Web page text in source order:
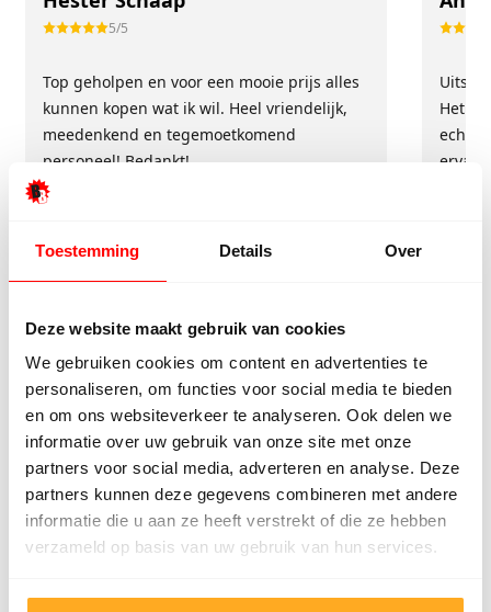
Toestemming Details Over
Deze website maakt gebruik van cookies
We gebruiken cookies om content en advertenties te
personaliseren, om functies voor social media te bieden
en om ons websiteverkeer te analyseren. Ook delen we
informatie over uw gebruik van onze site met onze
partners voor social media, adverteren en analyse. Deze
partners kunnen deze gegevens combineren met andere
informatie die u aan ze heeft verstrekt of die ze hebben
verzameld op basis van uw gebruik van hun services.
5/5
Top geholpen en voor een mooie prijs alles
kunnen kopen wat ik wil. Heel vriendelijk,
meedenkend en tegemoetkomend
personeel! Bedankt!
Het
echt
9/10 5272 reviews